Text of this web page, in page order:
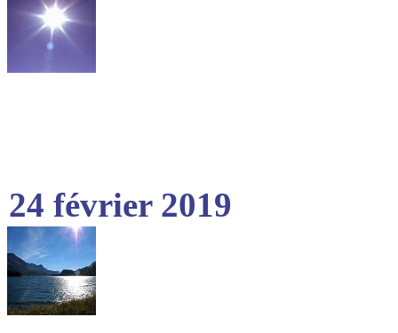
24 février 2019